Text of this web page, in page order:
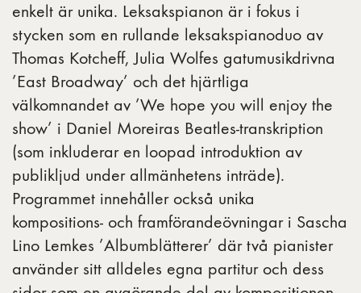
enkelt är unika. Leksakspianon är i fokus i
stycken som en rullande leksakspianoduo av
Thomas Kotcheff, Julia Wolfes gatumusikdrivna
’East Broadway’ och det hjärtliga
välkomnandet av ’We hope you will enjoy the
show’ i Daniel Moreiras Beatles-transkription
(som inkluderar en loopad introduktion av
publikljud under allmänhetens inträde).
Programmet innehåller också unika
kompositions- och framförandeövningar i Sascha
Lino Lemkes ’Albumblätterer’ där två pianister
använder sitt alldeles egna partitur och dess